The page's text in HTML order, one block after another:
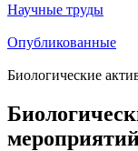
Научные труды
Опубликованные
Биологические